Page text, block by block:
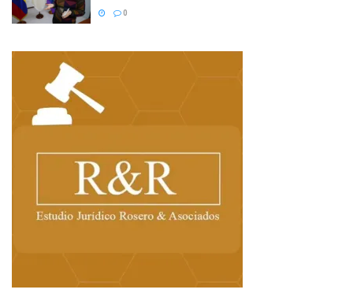
0